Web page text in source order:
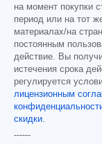
на момент покупки
период или на тот
материалах/на
постоянным
действие. Вы
истечения срока
регулируется
лицензионным
скидки.
------